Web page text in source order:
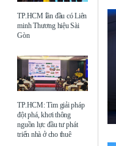
TP.HCM lần đầu có Liên
minh Thương hiệu Sài
Gòn
TP.HCM: Tìm giải pháp
đột phá, khơi thông
nguồn lực đầu tư phát
triển nhà ở cho thuê